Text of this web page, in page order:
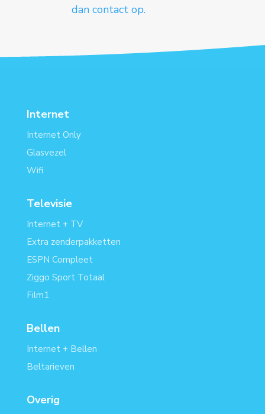
dan contact op.
Internet
Internet Only
Glasvezel
Wifi
Televisie
Internet + TV
Extra zenderpakketten
ESPN Compleet
Ziggo Sport Totaal
Film1
Bellen
Internet + Bellen
Beltarieven
Overig